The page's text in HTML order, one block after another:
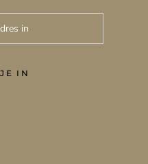
IN